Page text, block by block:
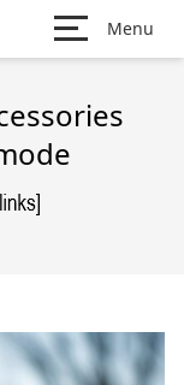
Menu